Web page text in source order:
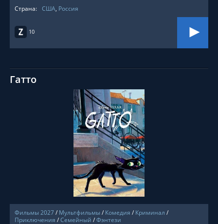
10
Страна: США, Россия
Гатто
СМОТРЕТЬ ОНЛАЙН
Фильмы 2027/ Мультфильмы/ Комедия / Криминал /
Приключения /Семейный /Фэнтези